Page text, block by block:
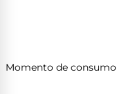
Momento de consumo